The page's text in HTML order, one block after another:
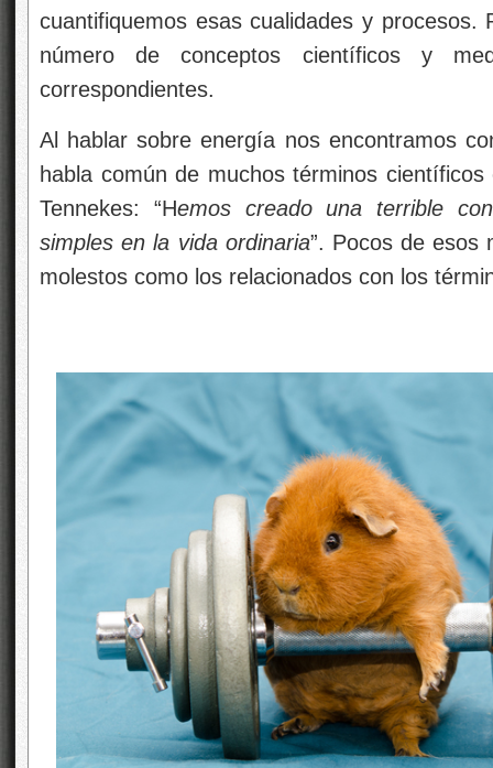
cuantifiquemos esas cualidades y procesos.
número de conceptos científicos y
correspondientes.
Al hablar sobre energía nos encontramos
habla común de muchos términos
Tennekes: “Hemos creado una terrible
simples en la vida ordinaria”. Pocos de esos
molestos como los relacionados con los